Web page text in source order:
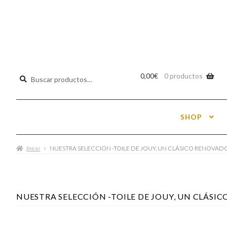
Buscar
0,00€ 0 productos
SHOP
Inicio NUESTRA SELECCIÓN -TOILE DE JOUY, UN CLÁSICO
NUESTRA SELECCIÓN -TOILE DE JOUY, UN